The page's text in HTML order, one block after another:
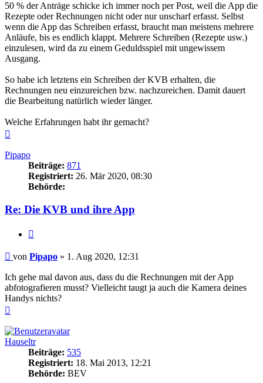
50 % der Anträge schicke ich immer noch per Post, weil die App die
Rezepte oder Rechnungen nicht oder nur unscharf erfasst. Selbst
wenn die App das Schreiben erfasst, braucht man meistens mehrere
Anläufe, bis es endlich klappt. Mehrere Schreiben (Rezepte usw.)
einzulesen, wird da zu einem Geduldsspiel mit ungewissem
Ausgang.
So habe ich letztens ein Schreiben der KVB erhalten, die
Rechnungen neu einzureichen bzw. nachzureichen. Damit dauert
die Bearbeitung natürlich wieder länger.
Welche Erfahrungen habt ihr gemacht?
Pipapo
Beiträge: 871
Registriert: 26. Mär 2020, 08:30
Behörde:
Re: Die KVB und ihre App
Beitrag
von Pipapo » 1. Aug 2020, 12:31
Ich gehe mal davon aus, dass du die Rechnungen mit der App
abfotografieren musst? Vielleicht taugt ja auch die Kamera deines
Handys nichts?
Hauseltr
Beiträge: 535
Registriert: 18. Mai 2013, 12:21
Behörde: BEV